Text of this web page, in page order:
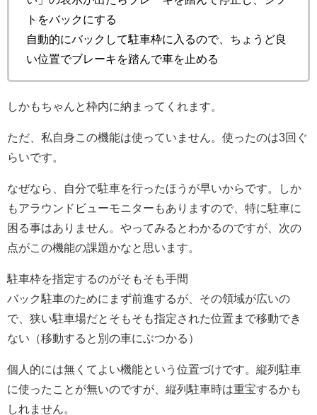
トをバックにする
自動的にバックして駐車枠に入るので、ちょうど良
い位置でブレーキを踏んで車を止める
しかもちゃんと枠内に納まってくれます。
ただ、私自身この機能は使っていません。使ったのは3回ぐ
らいです。
なぜなら、自分で駐車を行ったほうが早いからです。しか
もアラウンドビューモニターもありますので、特に駐車に
困る事はありません。やってみるとわかるのですが、次の
点がこの機能の課題かなと思います。
駐車枠を指定するのがそもそも手間
バック駐車のためにまず前進するが、その領域が広いの
で、狭い駐車場だとそもそも指定された位置まで移動でき
ない（移動すると別の車にぶつかる）
個人的には無くてよい機能という位置づけです。縦列駐車
に使ったことが無いのですが、縦列駐車時は重宝するかも
しれません。